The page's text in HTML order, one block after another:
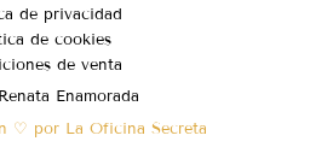
de privacidad
de cookies
de venta
Enamorada
♡ por La Oficina Secreta